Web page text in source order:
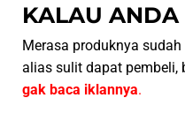
KALAU ANDA
Merasa produknya
alias sulit dapat pembeli,
gak baca iklannya.